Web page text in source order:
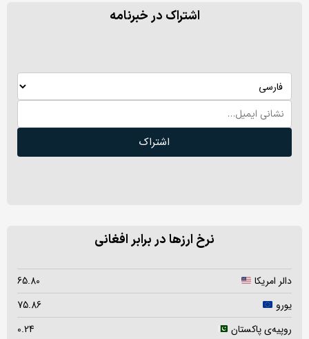
اشتراک در خبرنامه
اشتراک
نرخ ارزها در برابر افغانی
دالر امریکا
65.80
یورو
75.86
روپیه‌ی پاکستان
0.24